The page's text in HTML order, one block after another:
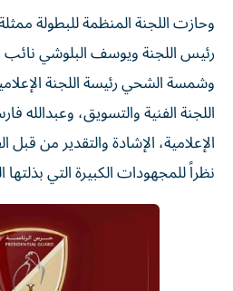
وحازت اللجنة المنظمة للبطولة
رئيس اللجنة ويوسف البلوشي نائب
وشمسة الشحي رئيسة اللجنة
اللجنة الفنية والتسويق، وعبدالله
الإعلامية، الإشادة والتقدير من
نظراً للمجهودات الكبيرة التي بذلتها